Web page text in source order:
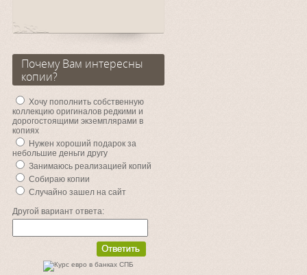
Почему Вам интересны
копии?
Хочу пополнить собственную
коллекцию оригиналов редкими и
дорогостоящими экземплярами в
копиях
Нужен хороший подарок за
небольшие деньги другу
Занимаюсь реализацией копий
Собираю копии
Случайно зашел на сайт
Другой вариант ответа: